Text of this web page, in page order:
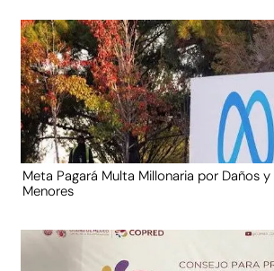
Meta Pagará Multa Millonaria por Daños
Menores